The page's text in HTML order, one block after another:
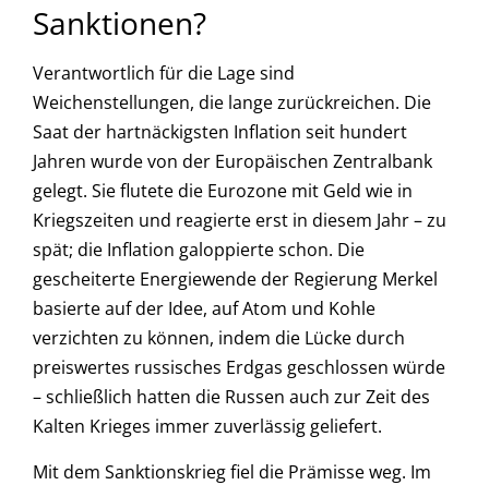
Sanktionen?
Verantwortlich für die Lage sind
Weichenstellungen, die lange zurückreichen. Die
Saat der hartnäckigsten Inflation seit hundert
Jahren wurde von der Europäischen Zentralbank
gelegt. Sie flutete die Eurozone mit Geld wie in
Kriegszeiten und reagierte erst in diesem Jahr – zu
spät; die Inflation galoppierte schon. Die
gescheiterte Energiewende der Regierung Merkel
basierte auf der Idee, auf Atom und Kohle
verzichten zu können, indem die Lücke durch
preiswertes russisches Erdgas geschlossen würde
– schließlich hatten die Russen auch zur Zeit des
Kalten Krieges immer zuverlässig geliefert.
Mit dem Sanktionskrieg fiel die Prämisse weg. Im